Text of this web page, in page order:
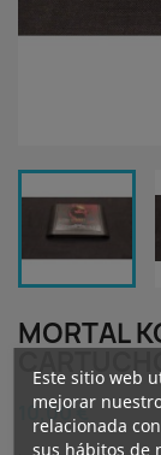
MORTAL
10,00 €
Este sitio web
mejorar
relacionada
sus hábitos de